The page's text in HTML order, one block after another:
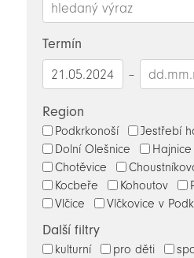
Termín
–
Region
Podkrkonoší Jestřebí
Dolní Olešnice
Hajnice
Chotěvice
Kocbeře
Kohoutov
Vlčice
Vlčkovice v
Další filtry
kulturní pro děti